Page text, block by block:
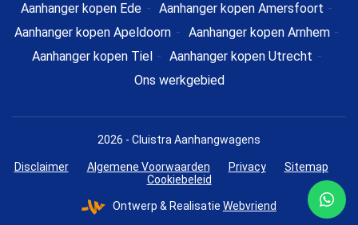
Aanhanger kopen Ede
Aanhanger kopen Amersfoort
Aanhanger kopen Apeldoorn
Aanhanger kopen Arnhem
Aanhanger kopen Tiel
Aanhanger kopen Utrecht
Ons werkgebied
2026 - Cluistra Aanhangwagens
Disclaimer Algemene Voorwaarden Privacy
Sitemap
Cookiebeleid
Ontwerp & Realisatie Webvriend